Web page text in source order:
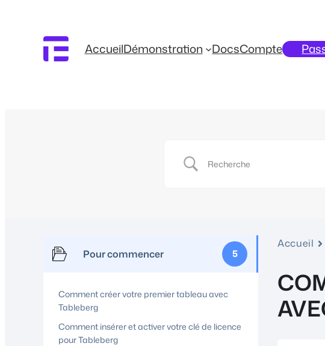
AccueilDémonstration DocsCompte
Pour commencer 5
Comment créer votre premier tableau avec
Tableberg
Comment insérer et activer votre clé de licence
pour Tableberg
Accueil